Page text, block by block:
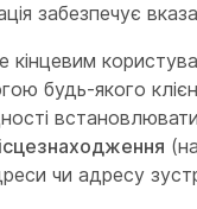
забезпечує
кінцевим
будь-якого
чи адресу